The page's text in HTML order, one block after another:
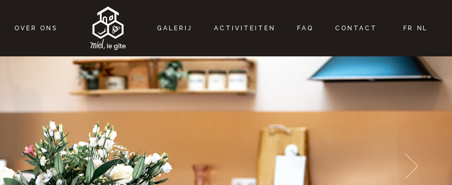
OVER ONS GALERIJ ACTIVITEITEN FAQ CONTACT FR NL